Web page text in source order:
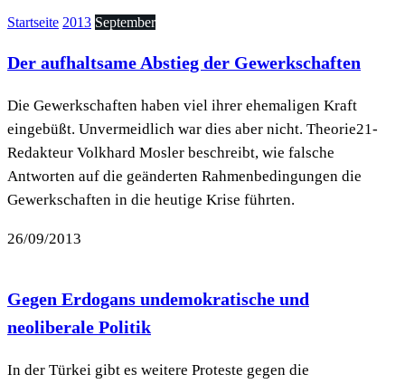
Startseite 2013 September
Der aufhaltsame Abstieg der Gewerkschaften
Die Gewerkschaften haben viel ihrer ehemaligen Kraft
eingebüßt. Unvermeidlich war dies aber nicht. Theorie21-
Redakteur Volkhard Mosler beschreibt, wie falsche
Antworten auf die geänderten Rahmenbedingungen die
Gewerkschaften in die heutige Krise führten.
26/09/2013
Gegen Erdogans undemokratische und
neoliberale Politik
In der Türkei gibt es weitere Proteste gegen die